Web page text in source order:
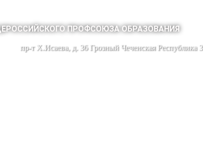
ПРОФСОЮЗА ОБРАЗОВАНИЯ
пр-т Х.Исаева, д. 36 Грозный Чеченская Республика